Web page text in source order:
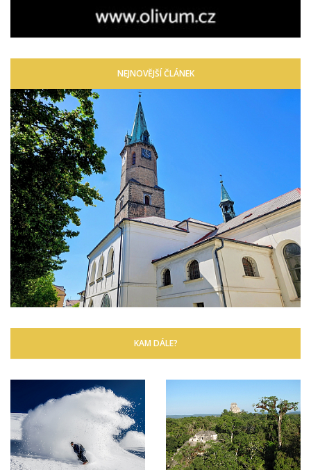
NEJNOVĚJŠÍ ČLÁNEK
KAM DÁLE?